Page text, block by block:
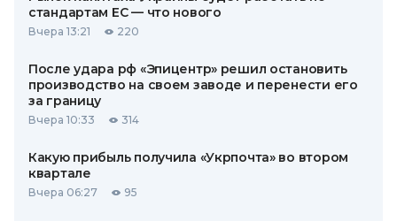
стандартам ЕС — что нового
Вчера 13:21 220
После удара рф «Эпицентр» решил остановить
производство на своем заводе и перенести его
за границу
Вчера 10:33 314
Какую прибыль получила «Укрпочта» во втором
квартале
Вчера 06:27 95